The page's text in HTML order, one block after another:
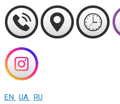
EN UA RU